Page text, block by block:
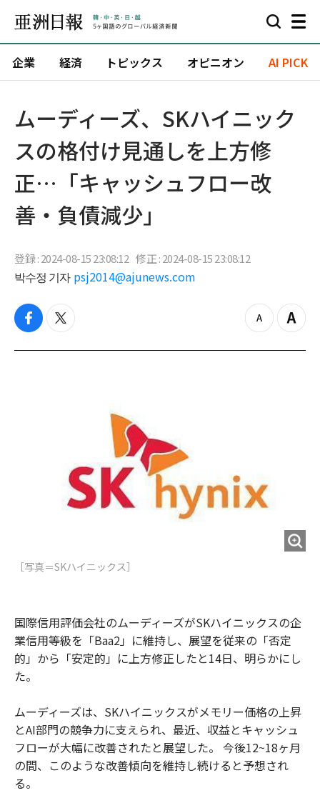
企業 経済 トピックス オピニオン AI PICK
ムーディーズ、SKハイニック
スの格付け見通しを上方修
正…「キャッシュフロー改
善・負債減少」
登録 : 2024-08-15 23:08:12 修正 : 2024-08-15 23:08:12
박수정 기자 psj2014@ajunews.com
f
c
t
i
z
o
Z
o
［写真＝SKハイニックス］
国際信用評価会社のムーディーズがSKハイニックスの企
業信用等級を「Baa2」に維持し、展望を従来の「否定
的」から「安定的」に上方修正したと14日、明らかにし
た。
ムーディーズは、SKハイニックスがメモリー価格の上昇
とAI部門の競争力に支えられ、最近、収益とキャッシュ
フローが大幅に改善されたと展望した。 今後12~18ヶ月
の間、このような改善傾向を維持し続けると予想され
る。